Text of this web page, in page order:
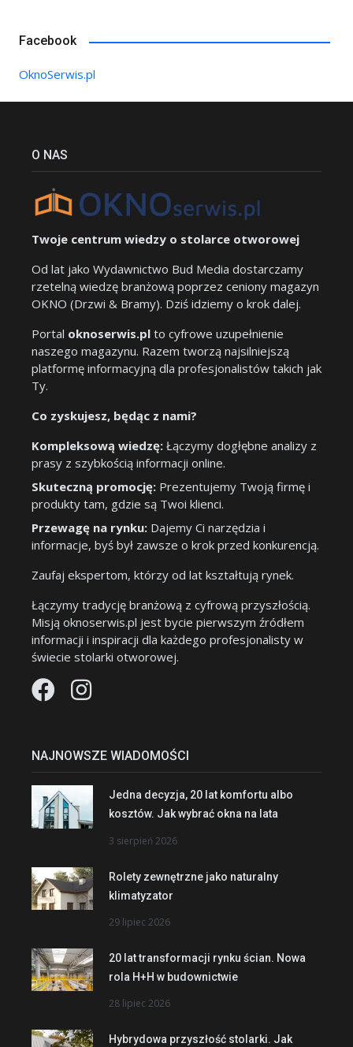
Facebook
OknoSerwis.pl
O NAS
Twoje centrum wiedzy o stolarce otworowej
Od lat jako Wydawnictwo Bud Media dostarczamy
rzetelną wiedzę branżową poprzez ceniony magazyn
OKNO (Drzwi & Bramy). Dziś idziemy o krok dalej.
Portal oknoserwis.pl to cyfrowe uzupełnienie
naszego magazynu. Razem tworzą najsilniejszą
platformę informacyjną dla profesjonalistów takich jak
Ty.
Co zyskujesz, będąc z nami?
Kompleksową wiedzę: Łączymy dogłębne analizy z
prasy z szybkością informacji online.
Skuteczną promocję: Prezentujemy Twoją firmę i
produkty tam, gdzie są Twoi klienci.
Przewagę na rynku: Dajemy Ci narzędzia i
informacje, byś był zawsze o krok przed konkurencją.
Zaufaj ekspertom, którzy od lat kształtują rynek.
Łączymy tradycję branżową z cyfrową przyszłością.
Misją oknoserwis.pl jest bycie pierwszym źródłem
informacji i inspiracji dla każdego profesjonalisty w
świecie stolarki otworowej.
NAJNOWSZE WIADOMOŚCI
Jedna decyzja, 20 lat komfortu albo
kosztów. Jak wybrać okna na lata
3 sierpień 2026
Rolety zewnętrzne jako naturalny
klimatyzator
29 lipiec 2026
20 lat transformacji rynku ścian. Nowa
rola H+H w budownictwie
28 lipiec 2026
Hybrydowa przyszłość stolarki. Jak